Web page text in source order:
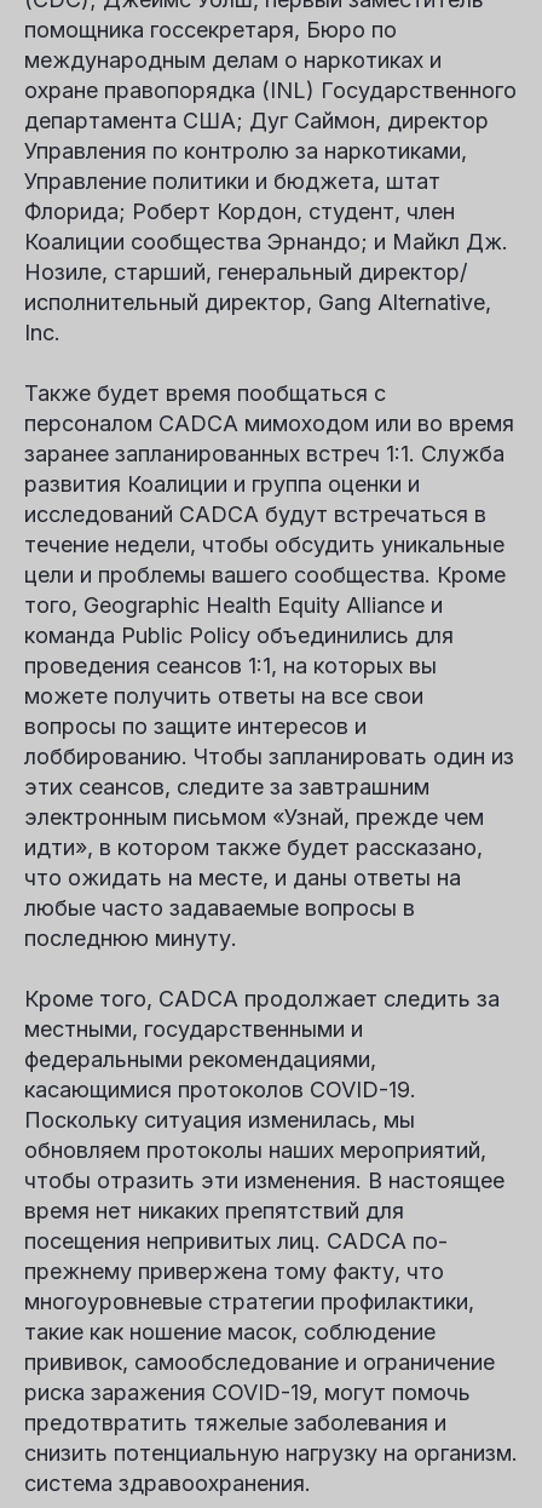
помощника госсекретаря, Бюро по
международным делам о наркотиках и
охране правопорядка (INL) Государственного
департамента США; Дуг Саймон, директор
Управления по контролю за наркотиками,
Управление политики и бюджета, штат
Флорида; Роберт Кордон, студент, член
Коалиции сообщества Эрнандо; и Майкл Дж.
Нозиле, старший, генеральный директор/
исполнительный директор, Gang Alternative,
Inc.
Также будет время пообщаться с
персоналом CADCA мимоходом или во время
заранее запланированных встреч 1:1. Служба
развития Коалиции и группа оценки и
исследований CADCA будут встречаться в
течение недели, чтобы обсудить уникальные
цели и проблемы вашего сообщества. Кроме
того, Geographic Health Equity Alliance и
команда Public Policy объединились для
проведения сеансов 1:1, на которых вы
можете получить ответы на все свои
вопросы по защите интересов и
лоббированию. Чтобы запланировать один из
этих сеансов, следите за завтрашним
электронным письмом «Узнай, прежде чем
идти», в котором также будет рассказано,
что ожидать на месте, и даны ответы на
любые часто задаваемые вопросы в
последнюю минуту.
Кроме того, CADCA продолжает следить за
местными, государственными и
федеральными рекомендациями,
касающимися протоколов COVID-19.
Поскольку ситуация изменилась, мы
обновляем протоколы наших мероприятий,
чтобы отразить эти изменения. В настоящее
время нет никаких препятствий для
посещения непривитых лиц. CADCA по-
прежнему привержена тому факту, что
многоуровневые стратегии профилактики,
такие как ношение масок, соблюдение
прививок, самообследование и ограничение
риска заражения COVID-19, могут помочь
предотвратить тяжелые заболевания и
снизить потенциальную нагрузку на организм.
система здравоохранения.